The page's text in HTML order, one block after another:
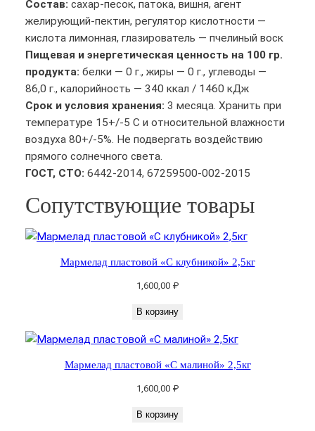
в
р
а
м
л
д
о
Состав: сахар-песок, патока, вишня, агент
желирующий-пектин, регулятор кислотности —
кислота лимонная, глазирователь — пчелиный воск
Пищевая и энергетическая ценность на 100 гр.
продукта: белки — 0 г., жиры — 0 г., углеводы —
86,0 г., калорийность — 340 ккал / 1460 кДж
Срок и условия хранения: 3 месяца. Хранить при
температуре 15+/-5 С и относительной влажности
воздуха 80+/-5%. Не подвергать воздействию
прямого солнечного света.
ГОСТ, CTO: 6442-2014, 67259500-002-2015
Сопутствующие товары
Мармелад пластовой «С клубникой» 2,5кг
1,600,00 ₽
В корзину
Мармелад пластовой «С малиной» 2,5кг
1,600,00 ₽
В корзину